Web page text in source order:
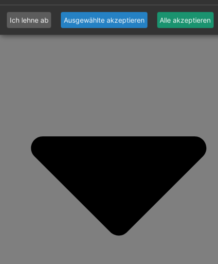
Gruppe für erneuerbare Kraftstoffe
Fälle
Ich lehne ab Ausgewählte akzeptieren Alle akzeptieren